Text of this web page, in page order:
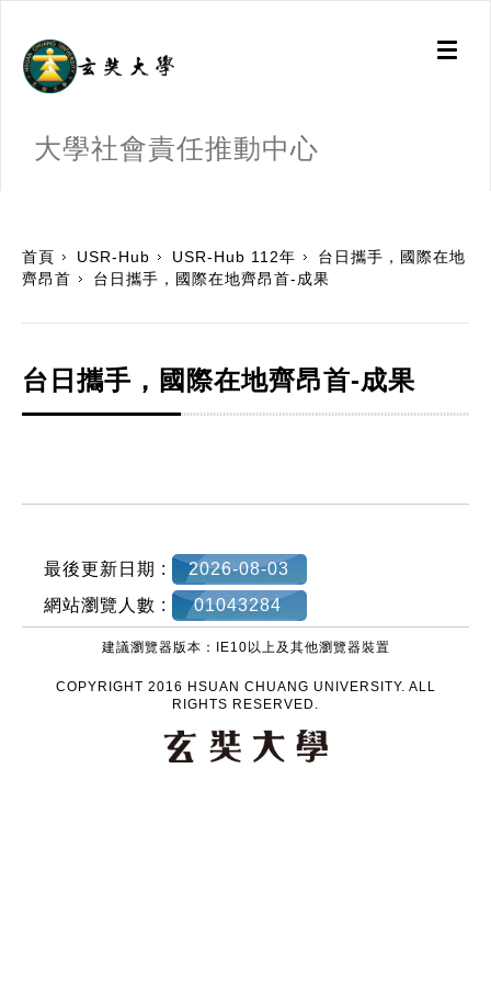
Toggle
大學社會責任推動中心
首頁 USR-Hub USR-Hub 112年
台日攜手，國際在地
齊昂首
台日攜手，國際在地齊昂首-成果
台日攜手，國際在地齊昂首-成果
最後更新日期 :
2026-08-03
網站瀏覽人數 :
01043284
建議瀏覽器版本：IE10以上及其他瀏覽器裝置
COPYRIGHT 2016 HSUAN CHUANG UNIVERSITY. ALL
RIGHTS RESERVED.